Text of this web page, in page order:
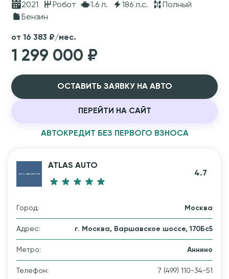
2021 Робот 1.6 л. 186 л.с.
Полный
Бензин
1 299 000 ₽
от 16 383 ₽/мес.
ОСТАВИТЬ ЗАЯВКУ НА АВТО
ПЕРЕЙТИ НА САЙТ
АВТОКРЕДИТ БЕЗ ПЕРВОГО ВЗНОСА
ATLAS AUTO
4.7
Город: Москва
Адрес: г. Москва, Варшавское шоссе, 170Бс5
Метро: Аннино
Телефон: 7 (499) 110-34-51